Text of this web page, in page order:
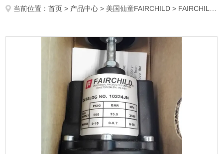
当前位置：首页 > 产品中心 > 美国仙童FAIRCHILD > FAIRCHILD调压阀